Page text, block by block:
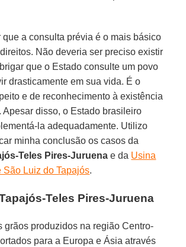
que a consulta prévia é o mais básico
Não deveria ser preciso existir
que o Estado consulte um povo
drasticamente em sua vida. É o
e de reconhecimento à existência
Apesar disso, o Estado brasileiro
la adequadamente. Utilizo
minha conclusão os casos da
Teles Pires-Juruena e da Usina
São Luiz do Tapajós.
Teles Pires-Juruena
grãos produzidos na região Centro-
para a Europa e Ásia através